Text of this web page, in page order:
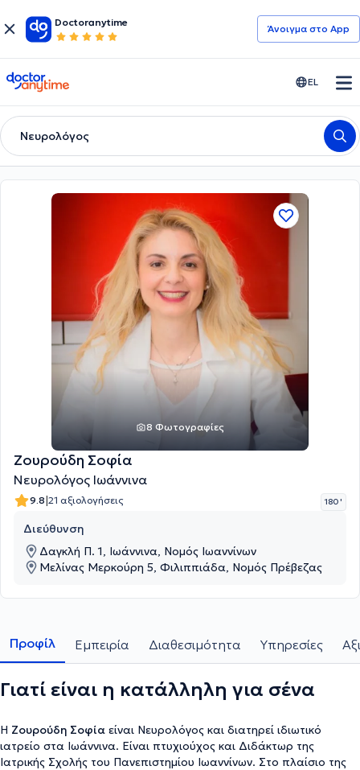
Doctoranytime
Άνοιγμα στο App
doctoranytime EL
Νευρολόγος
8 Φωτογραφίες
Ζουρούδη Σοφία
Νευρολόγος Ιωάννινα
9.8|21 αξιολογήσεις 180 '
Διεύθυνση
Δαγκλή Π. 1, Ιωάννινα, Νομός Ιωαννίνων
Μελίνας Μερκούρη 5, Φιλιππιάδα, Νομός Πρέβεζας
Προφίλ Εμπειρία Διαθεσιμότητα Υπηρεσίες
Γιατί είναι η κατάλληλη για σένα
Η Ζουρούδη Σοφία είναι Νευρολόγος και διατηρεί ιδιωτικό
ιατρείο στα Ιωάννινα. Είναι πτυχιούχος και Διδάκτωρ της
Ιατρικής Σχολής του Πανεπιστημίου Ιωαννίνων. Στο πλαίσιο της